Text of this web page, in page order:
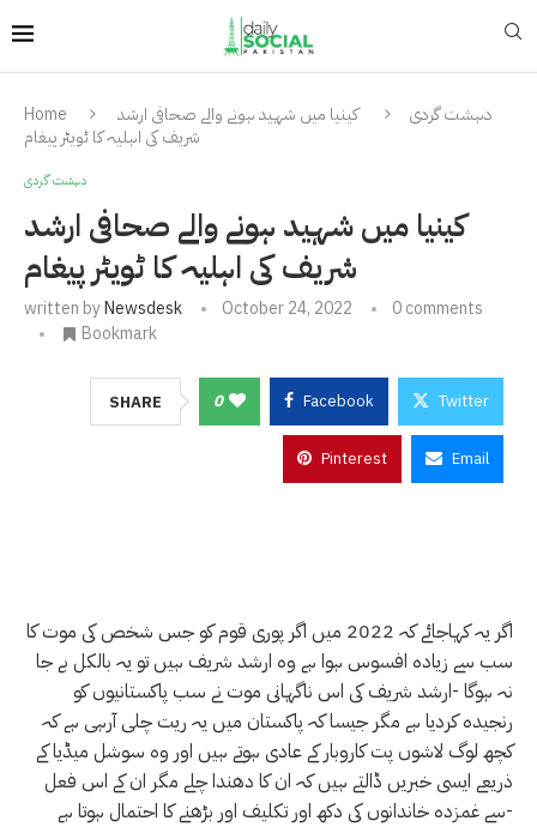
Home دہشت گردی
کینیا میں شہید ہونے والے صحافی ارشد
شریف کی اہلیہ کا ٹویٹر پیغام
دہشت گردی
کینیا میں شہید ہونے والے صحافی ارشد
شریف کی اہلیہ کا ٹویٹر پیغام
written byNewsdesk October 24, 2022
0 comments
Bookmark
SHARE 0 Facebook Twitter
Pinterest Email
اگر یہ کہاجائے کہ 2022 میں اگر پوری قوم کو جس شخص کی موت کا
سب سے زیادہ افسوس ہوا ہے وہ ارشد شریف ہیں تو یہ بالکل بے جا
نہ ہوگا -ارشد شریف کی اس ناگہانی موت نے سب پاکستانیوں کو
رنجیدہ کردیا ہے مگر جیسا کہ پاکستان میں یہ ریت چلی آرہی ہے کہ
کچھ لوگ لاشوں پت کاروبار کے عادی ہوتے ہیں اور وہ سوشل میڈیا کے
ذریعے ایسی خبریں ڈالتے ہیں کہ ان کا دھندا چلے مگر ان کے اس فعل
سے غمزدہ خاندانوں کی دکھ اور تکلیف اور بڑھنے کا احتمال ہوتا ہے-